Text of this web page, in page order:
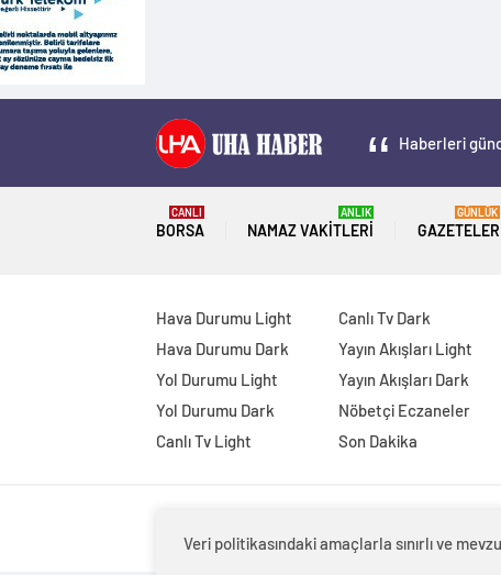
Haberleri
BORSA
CANLI
NAMAZ VAKITLERI
ANLIK
GAZETELER
GÜNLÜK
Hava Durumu Light
Hava Durumu Dark
Yol Durumu Light
Yol Durumu Dark
Canlı Tv Light
Canlı Tv Dark
Yayın Akışları Light
Yayın Akışları Dark
Nöbetçi Eczaneler
Son Dakika
Veri politikasındaki amaçlarla sınırlı ve